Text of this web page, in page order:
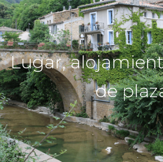
Lugar,
de